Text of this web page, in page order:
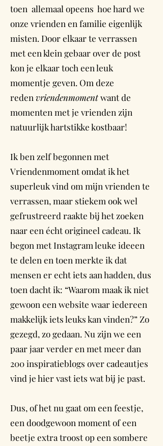
toen allemaal opeens hoe hard we
onze vrienden en familie eigenlijk
misten. Door elkaar te verrassen
met een klein gebaar over de post
kon je elkaar toch een leuk
momentje geven. Om deze
reden vriendenmomentwant de
momenten met je vrienden zijn
natuurlijk hartstikke kostbaar!
Ik ben zelf begonnen met
Vriendenmoment omdat ik het
superleuk vind om mijn vrienden te
verrassen, maar stiekem ook wel
gefrustreerd raakte bij het zoeken
naar een écht origineel cadeau. Ik
begon met Instagram leuke ideeen
te delen en toen merkte ik dat
mensen er echt iets aan hadden, dus
toen dacht ik: “Waarom maak ik niet
gewoon een website waar iedereen
makkelijk iets leuks kan vinden?” Zo
gezegd, zo gedaan. Nu zijn we een
paar jaar verder en met meer dan
200 inspiratieblogs over cadeautjes
vind je hier vast iets wat bij je past.
Dus, of het nu gaat om een feestje,
een doodgewoon moment of een
beetje extra troost op een sombere